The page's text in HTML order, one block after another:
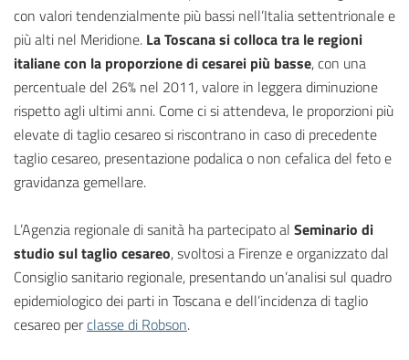
con valori tendenzialmente più bassi nell’Italia settentrionale e
più alti nel Meridione. La Toscana si colloca tra le regioni
italiane con la proporzione di cesarei più basse, con una
percentuale del 26% nel 2011, valore in leggera diminuzione
rispetto agli ultimi anni. Come ci si attendeva, le proporzioni più
elevate di taglio cesareo si riscontrano in caso di precedente
taglio cesareo, presentazione podalica o non cefalica del feto e
gravidanza gemellare.
L’Agenzia regionale di sanità ha partecipato al Seminario di
studio sul taglio cesareo, svoltosi a Firenze e organizzato dal
Consiglio sanitario regionale, presentando un’analisi sul quadro
epidemiologico dei parti in Toscana e dell’incidenza di taglio
cesareo perclasse di Robson.